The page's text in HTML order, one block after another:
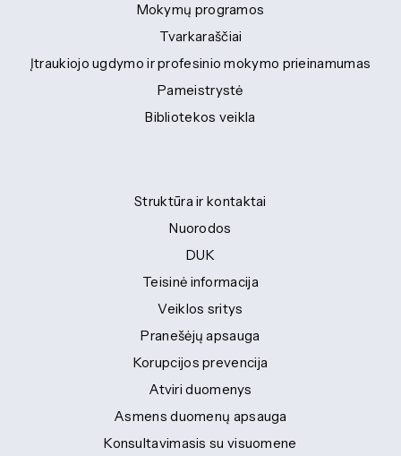
Mokymų programos
Tvarkaraščiai
Įtraukiojo ugdymo ir profesinio mokymo prieinamumas
Pameistrystė
Bibliotekos veikla
Struktūra ir kontaktai
Nuorodos
DUK
Teisinė informacija
Veiklos sritys
Pranešėjų apsauga
Korupcijos prevencija
Atviri duomenys
Asmens duomenų apsauga
Konsultavimasis su visuomene